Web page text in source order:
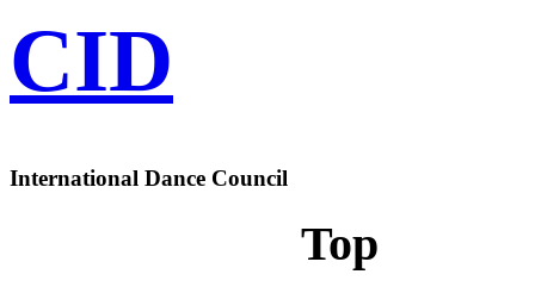
CID
International Dance Council
Top